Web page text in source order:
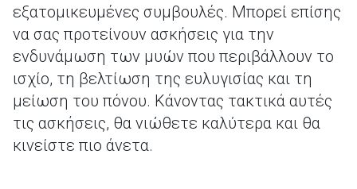
εξατομικευμένες συμβουλές. Μπορεί επίσης
να σας προτείνουν ασκήσεις για την
ενδυνάμωση των μυών που περιβάλλουν το
ισχίο, τη βελτίωση της ευλυγισίας και τη
μείωση του πόνου. Κάνοντας τακτικά αυτές
τις ασκήσεις, θα νιώθετε καλύτερα και θα
κινείστε πιο άνετα.